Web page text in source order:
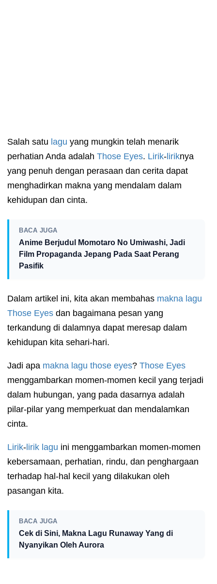
Salah satu lagu yang mungkin telah menarik
perhatian Anda adalah Those Eyes. Lirik- liriknya
yang penuh dengan perasaan dan cerita dapat
menghadirkan makna yang mendalam dalam
kehidupan dan cinta.
BACA JUGA
Anime Berjudul Momotaro No Umiwashi, Jadi
Film Propaganda Jepang Pada Saat Perang
Pasifik
Dalam artikel ini, kita akan membahas makna lagu
Those Eyes dan bagaimana pesan yang
terkandung di dalamnya dapat meresap dalam
kehidupan kita sehari-hari.
Jadi apa makna lagu those eyes? Those Eyes
menggambarkan momen-momen kecil yang terjadi
dalam hubungan, yang pada dasarnya adalah
pilar-pilar yang memperkuat dan mendalamkan
cinta.
Lirik- lirik lagu ini menggambarkan momen-momen
kebersamaan, perhatian, rindu, dan penghargaan
terhadap hal-hal kecil yang dilakukan oleh
pasangan kita.
BACA JUGA
Cek di Sini, Makna Lagu Runaway Yang di
Nyanyikan Oleh Aurora